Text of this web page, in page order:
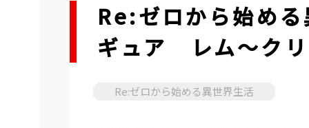
Re:ゼロから始め
ギュア レム～ク
Re:ゼロから始める異世界生活